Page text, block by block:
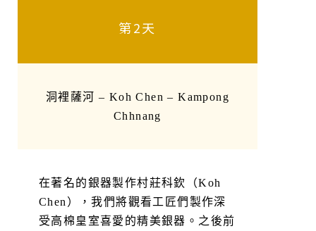
第2天
洞裡薩河 – Koh Chen – Kampong
Chhnang
在著名的銀器製作村莊科欽（Koh
Chen），我們將觀看工匠們製作深
受高棉皇室喜愛的精美銀器。之後前